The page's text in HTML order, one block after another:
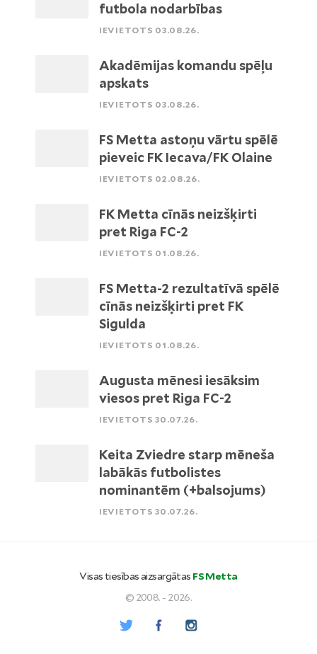
futbola nodarbības
IEVIETOTS 03.08.26.
Akadēmijas komandu spēļu
apskats
IEVIETOTS 03.08.26.
FS Metta astoņu vārtu spēlē
pieveic FK Iecava/FK Olaine
IEVIETOTS 02.08.26.
FK Metta cīnās neizšķirti
pret Riga FC-2
IEVIETOTS 01.08.26.
FS Metta-2 rezultatīvā spēlē
cīnās neizšķirti pret FK
Sigulda
IEVIETOTS 01.08.26.
Augusta mēnesi iesāksim
viesos pret Riga FC-2
IEVIETOTS 30.07.26.
Keita Zviedre starp mēneša
labākās futbolistes
nominantēm (+balsojums)
IEVIETOTS 30.07.26.
Visas tiesības aizsargātas FS Metta
© 2008. - 2026.